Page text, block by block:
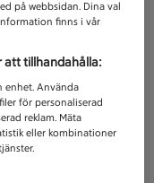
på webbsidan. Dina val
finns i vår
att tillhandahålla:
enhet. Använda
för personaliserad
reklam. Mäta
eller kombinationer